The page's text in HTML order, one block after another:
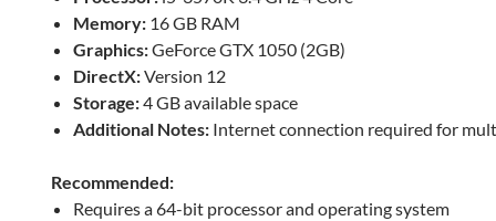
Memory: 16 GB RAM
Graphics:GeForce GTX 1050 (2GB)
DirectX:Version 12
Storage:4 GB available space
Additional Notes: Internet connection required for
Recommended:
Requires a 64-bit processor and operating system